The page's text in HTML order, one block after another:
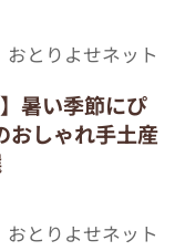
おとりよせネット
暑い季節にぴ
しゃれ手土産
おとりよせネット